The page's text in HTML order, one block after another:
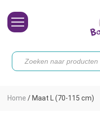
Toebehoren
Producten
zoeken
Home / Maat L (70-115 cm)